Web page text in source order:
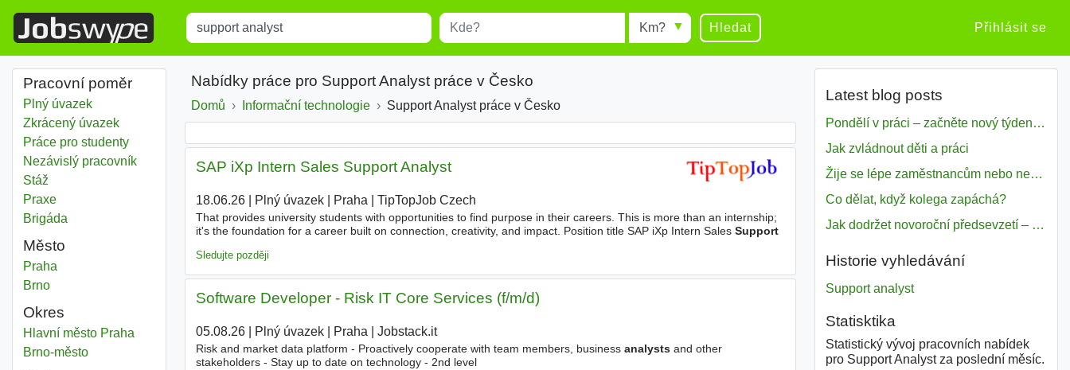
Title Místo Radius Hledat Přihlásit se
Pracovní poměr
Plný úvazek
Zkrácený úvazek
Práce pro studenty
Nezávislý pracovník
Stáž
Praxe
Brigáda
Město
Support analyst
Praha
Support analyst
Brno
Okres
Support analyst
Hlavní město Praha
Support analyst
Brno-městoOkres
Nabídky práce pro Support Analyst práce v Česko
Domů Informační technologie Support Analyst práce v Česko
SAP iXp Intern Sales Support Analyst
18.06.26| Plný úvazek| Praha TipTopJob Czech
That provides university students with opportunities to find purpose in their careers. This is more than an internship;
it's the foundation for a career built on connection, creativity, and impact. Position title SAP iXp Intern Sales Support
Sledujte později
Software Developer - Risk IT Core Services (f/m/d)
05.08.26| Plný úvazek| Praha Jobstack.it
Risk and market data platform - Proactively cooperate with team members, business analystsand other
stakeholders - Stay up to date on technology - 2nd level
Latest blog posts
Pondělí v práci – začněte nový týden s motivací
Jak zvládnout děti a práci
Žije se lépe zaměstnancům nebo nezavislým pracovníkům
Co dělat, když kolega zapáchá?
Jak dodržet novoroční předsevzetí – naše tipy pro dobrý začátek roku 2018
Historie vyhledávání
Support analyst
Statisktika
Statistický vývoj pracovních nabídek
pro Support Analyst za poslední měsíc.